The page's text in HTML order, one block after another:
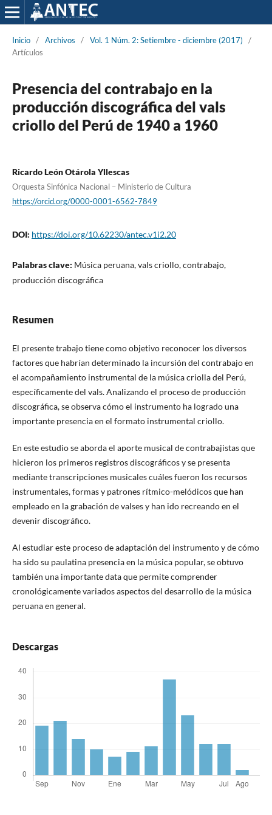
Inicio / Archivos / Vol. 1 Núm. 2: Setiembre - diciembre (2017)
/
Artículos
Presencia del contrabajo en la
producción discográfica del vals
criollo del Perú de 1940 a 1960
Ricardo León Otárola Yllescas
Orquesta Sinfónica Nacional – Ministerio de Cultura
https://orcid.org/0000-0001-6562-7849
DOI: https://doi.org/10.62230/antec.v1i2.20
Palabras clave: Música peruana, vals criollo, contrabajo,
producción discográfica
Resumen
El presente trabajo tiene como objetivo reconocer los diversos
factores que habrían determinado la incursión del contrabajo en
el acompañamiento instrumental de la música criolla del Perú,
específicamente del vals. Analizando el proceso de producción
discográfica, se observa cómo el instrumento ha logrado una
importante presencia en el formato instrumental criollo.
En este estudio se aborda el aporte musical de contrabajistas que
hicieron los primeros registros discográficos y se presenta
mediante transcripciones musicales cuáles fueron los recursos
instrumentales, formas y patrones rítmico-melódicos que han
empleado en la grabación de valses y han ido recreando en el
devenir discográfico.
Al estudiar este proceso de adaptación del instrumento y de cómo
ha sido su paulatina presencia en la música popular, se obtuvo
también una importante data que permite comprender
cronológicamente variados aspectos del desarrollo de la música
peruana en general.
Descargas